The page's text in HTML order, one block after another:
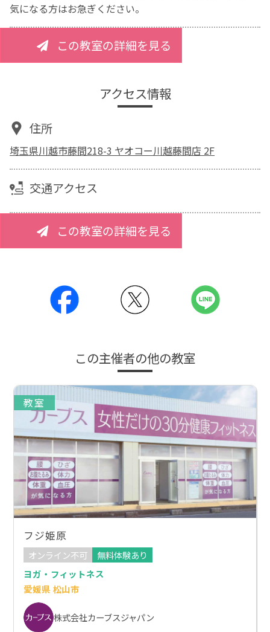
気になる方はお急ぎください。
この教室の詳細を見る
アクセス情報
住所
埼玉県川越市藤間218-3 ヤオコー川越藤間店 2F
交通アクセス
この教室の詳細を見る
この主催者の他の教室
教室
フジ姫原
オンライン不可
無料体験あり
ヨガ・フィットネス
愛媛県 松山市
株式会社カーブスジャパン